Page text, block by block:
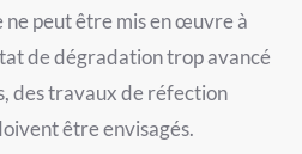
peut être mis en œuvre à
de dégradation trop avancé
des travaux de réfection
être envisagés.